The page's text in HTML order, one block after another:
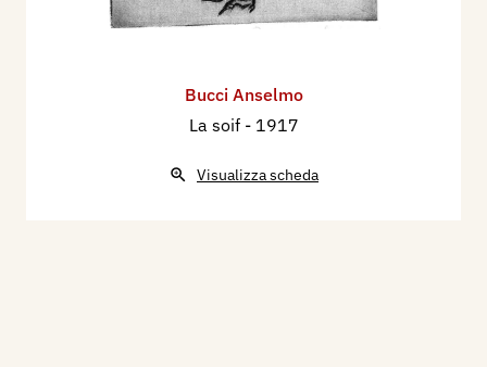
Bucci Anselmo
La soif - 1917
Visualizza scheda